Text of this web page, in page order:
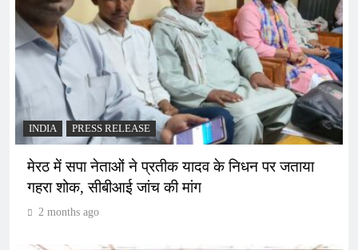
INDIA PRESS RELEASE
मेरठ में सपा नेताओं ने प्रतीक यादव के निधन पर जताया
गहरा शोक, सीबीआई जांच की मांग
2 months ago